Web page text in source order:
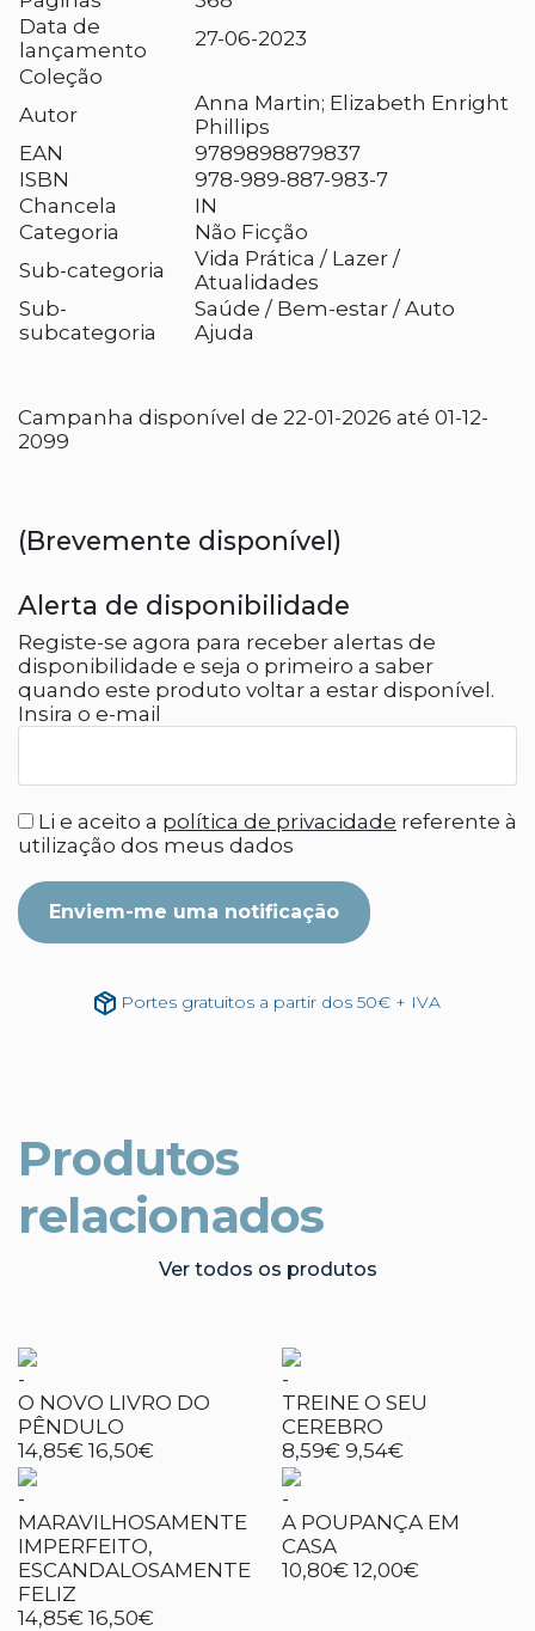
Data de
lançamento
27-06-2023
Coleção
Autor
Anna Martin; Elizabeth Enright
Phillips
EAN
9789898879837
ISBN
978-989-887-983-7
Chancela
IN
Categoria
Não Ficção
Sub-categoria
Vida Prática / Lazer /
Atualidades
Sub-
subcategoria
Saúde / Bem-estar / Auto
Ajuda
Campanha disponível de 22-01-2026 até 01-12-
2099
(Brevemente disponível)
Alerta de disponibilidade
Registe-se agora para receber alertas de
disponibilidade e seja o primeiro a saber
quando este produto voltar a estar disponível.
Insira o e-mail
Li e aceito a política de privacidade referente à
utilização dos meus dados
Enviem-me uma notificação
Portes gratuitos a partir dos 50€ + IVA
Produtos
relacionados
Ver todos os produtos
-
O NOVO LIVRO DO
PÊNDULO
14,85€ 16,50€
-
TREINE O SEU
CEREBRO
8,59€ 9,54€
-
MARAVILHOSAMENTE
IMPERFEITO,
ESCANDALOSAMENTE
FELIZ
14,85€ 16,50€
-
A POUPANÇA EM
CASA
10,80€ 12,00€